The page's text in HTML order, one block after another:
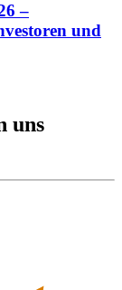
–
und
uns